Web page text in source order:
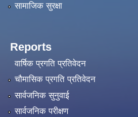
सामाजिक सुरक्षा
Reports
वार्षिक प्रगति प्रतिवेदन
चौमासिक प्रगति प्रतिवेदन
सार्वजनिक सुनुवाई
सार्वजनिक परीक्षण